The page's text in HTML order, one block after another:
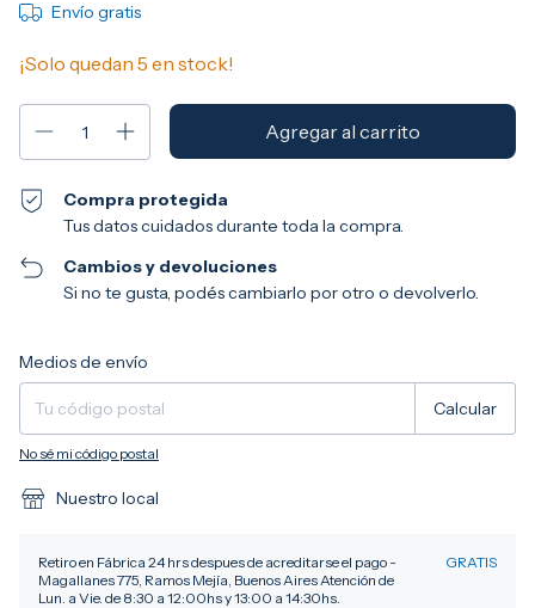
Envío gratis
¡Solo quedan 5 en stock!
Compra protegida
Tus datos cuidados durante toda la compra.
Cambios y devoluciones
Si no te gusta, podés cambiarlo por otro o devolverlo.
Entregas para el CP:
Medios de envío
Calcular
No sé mi código postal
Nuestro local
Retiro en Fábrica 24 hrs despues de acreditarse el pago -
Magallanes 775, Ramos Mejía, Buenos Aires Atención de
Lun. a Vie. de 8:30 a 12:00hs y 13:00 a 14:30hs.
GRATIS